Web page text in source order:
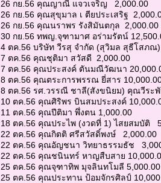
26 กย.56 คุณญาณี แจวเจริญ 2,000.00
26 กย.56 คุณสุขุมาล เ ตียประเสริฐ
26 กย.56 คุณนราพร รังสิมันตกุล 2,000.00
30 กย.56 ทพญ.จุฑามาศ อร่ามรัตน์
4 ตค.56 บริษัท วีรสุ จำกัด (สุวิมล สุธีโสภณ
7 ตค.56 คุณชุติมา สวัสดี 2,000.00
7 ตค.56 คุณประสงค์ ตันมณีวัฒนา
8 ตค.56 คุณตระการพรรณ ยี่สาร
8 ตค.56 รศ.วรรณี ชาลี(สังขนิยม) คุณวีระ
10 ตค.56 คุณศิริพร บินสมประสงค์
11 ตค.56 คุณปีติมา พึ่งตน 1,000.00
18 ตค.56 คุณประไพ (งวดที่ 1) ไสยสมบัติ
22 ตค.56 คุณกิตติ ศรีสวัสดิ์พงษ์ 2,000.00
22 ตค.56 คุณอัญชนา วิทยาธรรมธัช
22 ตค.56 คุณชนินทร์ หาญสืบสาย
25 ตค.56 คุณจุฑาทิพ มุจลินทโมลี
25 ตค.56 คุณประทาน ป้อมจักรศิลป์